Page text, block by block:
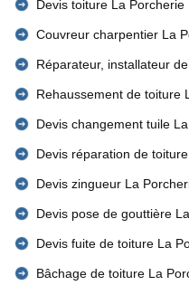
Devis toiture La Porcherie
Couvreur charpentier La
Réparateur, installateur
Rehaussement de toiture
Devis changement tuile
Devis réparation de
Devis zingueur La
Devis pose de gouttière
Devis fuite de toiture La
Bâchage de toiture La